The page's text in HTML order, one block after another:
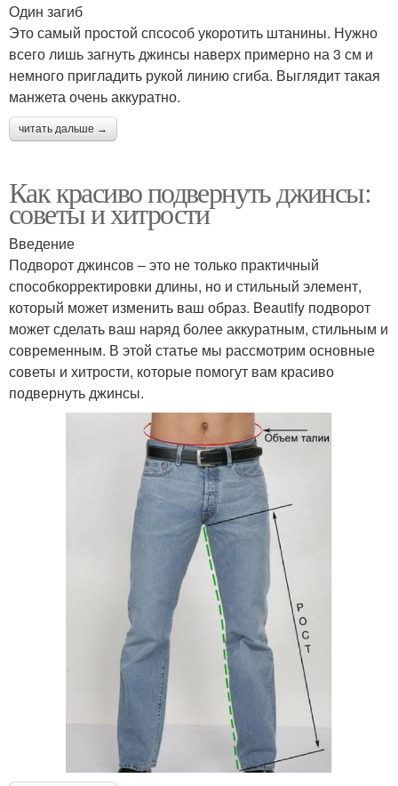
Один загиб
Это самый простой спсособ укоротить штанины. Нужно
всего лишь загнуть джинсы наверх примерно на 3 см и
немного пригладить рукой линию сгиба. Выглядит такая
манжета очень аккуратно.
читать дальше →
Как красиво подвернуть джинсы:
советы и хитрости
Введение
Подворот джинсов – это не только практичный
способкорректировки длины, но и стильный элемент,
который может изменить ваш образ. Beautify подворот
может сделать ваш наряд более аккуратным, стильным и
современным. В этой статье мы рассмотрим основные
советы и хитрости, которые помогут вам красиво
подвернуть джинсы.